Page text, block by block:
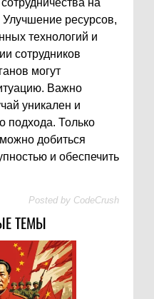
на
ресурсов,
технологий и
сотрудников
могут
Важно
уникален и
подхода. Только
добиться
и обеспечить
Posted by CodeCrush
ТЕМЫ